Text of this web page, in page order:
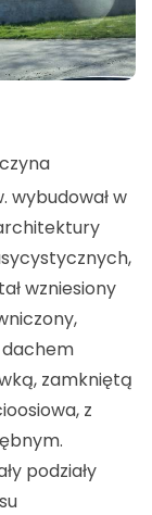
wybudował w
wzniesiony
zamkniętą
z
podziały